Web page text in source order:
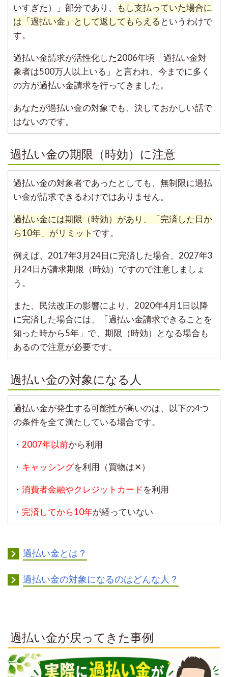
いすぎた）」部分であり、
もし支払っていた場合に
は「過払い金」として返してもらえる というわけで
す。
過払い金請求が活性化した2006年頃「過払い金対
象者は500万人以上いる」と言われ、今までに多く
の方が過払い金請求を行ってきました。
あなたが過払い金の対象でも、決しておかしい話で
はないのです。
過払い金の期限（時効）に注意
過払い金の対象者であったとしても、無制限に過払
い金が請求できるわけではありません。
過払い金には期限（時効）があり、「完済した日か
ら10年」がリミット です。
例えば、2017年3月24日に完済した場合、2027年3
月24日が請求期限（時効）ですので注意しましょ
う。
また、民法改正の影響により、2020年4月1日以降
に完済した場合には、「過払い金請求できることを
知った時から5年」で、期限（時効）となる場合も
あるので注意が必要です。
過払い金の対象になる人
過払い金が発生する可能性が高いのは、以下の4つ
の条件を全て満たしている場合です。
・ 2007年以前から利用
・ キャッシングを利用（買物は✕）
・ 消費者金融やクレジットカードを利用
・ 完済してから10年が経っていない
過払い金とは？
過払い金の対象になるのはどんな人？
過払い金が戻ってきた事例